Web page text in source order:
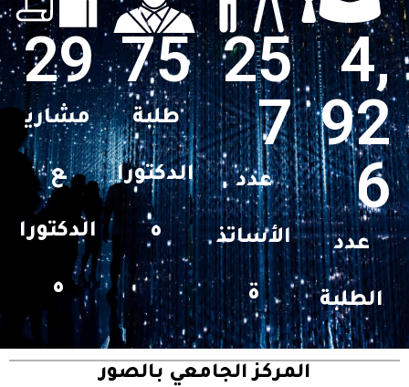
4,
92
6
عدد
الطلبة
25
7
عدد
الأساتذ
ة
75
طلبة
الدكتورا
ه
29
مشاري
ع
الدكتورا
ه
المركز الجامعي بالصور